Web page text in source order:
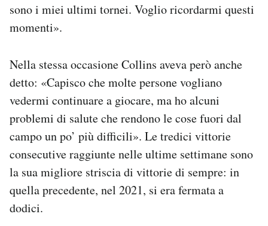
sono i miei ultimi tornei. Voglio ricordarmi questi
momenti».
Nella stessa occasione Collins aveva però anche
detto: «Capisco che molte persone vogliano
vedermi continuare a giocare, ma ho alcuni
problemi di salute che rendono le cose fuori dal
campo un po’ più difficili». Le tredici vittorie
consecutive raggiunte nelle ultime settimane sono
la sua migliore striscia di vittorie di sempre: in
quella precedente, nel 2021, si era fermata a
dodici.